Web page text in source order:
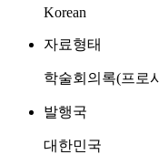
Korean
자료형태
학술회의록(프로
발행국
대한민국